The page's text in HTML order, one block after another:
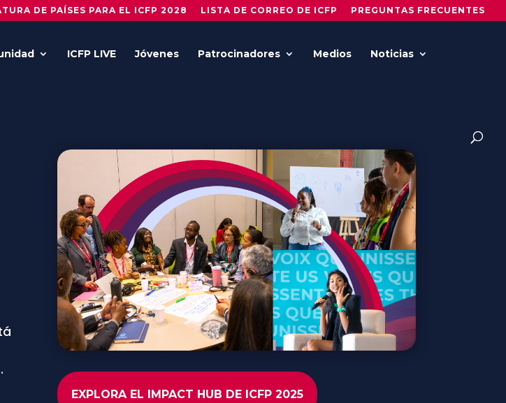
DE PAÍSES PARA EL ICFP 2028 LISTA DE CORREO DE ICFP PREGUNTAS FRECUENTES
ICFP LIVE Jóvenes Patrocinadores Medios Noticias
.
EXPLORA EL IMPACT HUB DE ICFP 2025